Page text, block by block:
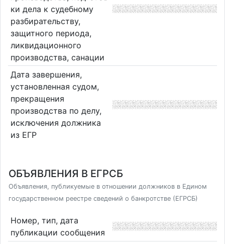
ки дела к судебному
разбирательству,
защитного периода,
ликвидационного
производства, санации
Дата завершения,
установленная судом,
прекращения
производства по делу,
исключения должника
из ЕГР
ОБЪЯВЛЕНИЯ В ЕГРСБ
Объявления, публикуемые в отношении должников в Едином
государственном реестре сведений о банкротстве (ЕГРСБ)
Номер, тип, дата
публикации сообщения